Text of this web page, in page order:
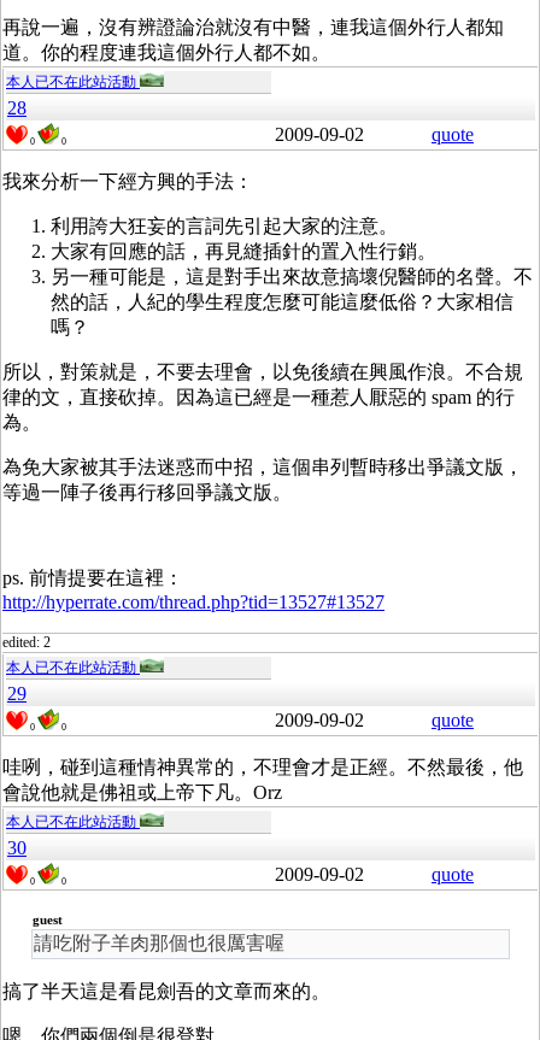
再說一遍，沒有辨證論治就沒有中醫，連我這個外行人都知
道。你的程度連我這個外行人都不如。
本人已不在此站活動
28
0 0 2009-09-02 quote
我來分析一下經方興的手法：
利用誇大狂妄的言詞先引起大家的注意。
大家有回應的話，再見縫插針的置入性行銷。
另一種可能是，這是對手出來故意搞壞倪醫師的名聲。不
然的話，人紀的學生程度怎麼可能這麼低俗？大家相信
嗎？
所以，對策就是，不要去理會，以免後續在興風作浪。不合規
律的文，直接砍掉。因為這已經是一種惹人厭惡的 spam 的行
為。
為免大家被其手法迷惑而中招，這個串列暫時移出爭議文版，
等過一陣子後再行移回爭議文版。
ps. 前情提要在這裡：
http://hyperrate.com/thread.php?tid=13527#13527
edited: 2
本人已不在此站活動
29
0 0 2009-09-02 quote
哇咧，碰到這種情神異常的，不理會才是正經。不然最後，他
會說他就是佛祖或上帝下凡。Orz
本人已不在此站活動
30
0 0 2009-09-02 quote
guest
請吃附子羊肉那個也很厲害喔
搞了半天這是看昆劍吾的文章而來的。